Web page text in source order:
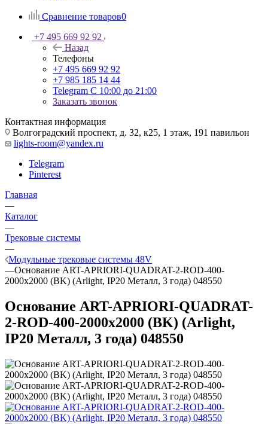
Сравнение товаров0
+7 495 669 92 92
Назад
Телефоны
+7 495 669 92 92
+7 985 185 14 44
Telegram С 10:00 до 21:00
Заказать звонок
Контактная информация
Волгоградский проспект, д. 32, к25, 1 этаж, 191 павильон
lights-room@yandex.ru
Telegram
Pinterest
Главная
—
Каталог
—
Трековые системы
—
Модульные трековые системы 48V
—Основание ART-APRIORI-QUADRAT-2-ROD-400-
2000x2000 (BK) (Arlight, IP20 Металл, 3 года) 048550
Основание ART-APRIORI-QUADRAT-
2-ROD-400-2000x2000 (BK) (Arlight,
IP20 Металл, 3 года) 048550